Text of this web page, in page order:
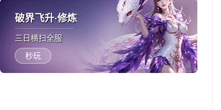
破界飞升·修炼
三日横扫全服
秒玩